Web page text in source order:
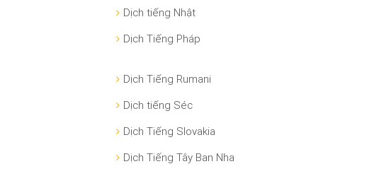
Dịch tiếng Nhật
Dịch Tiếng Pháp
Dịch Tiếng Rumani
Dịch tiếng Séc
Dịch Tiếng Slovakia
Dịch Tiếng Tây Ban Nha